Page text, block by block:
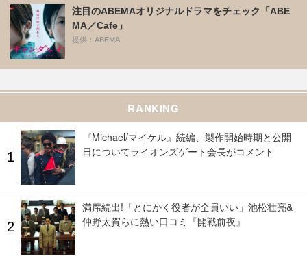
注目のABEMAオリジナルドラマをチェック「ABE
MA／Cafe」
提供：ABEMA
RANKING
『Michael/マイケル』続編、製作開始時期と公開
日についてライオンズゲート会長がコメント
満席続出!「とにかく役者が全員いい」池松壮亮&
仲野太賀らに熱い口コミ『開戦前夜』